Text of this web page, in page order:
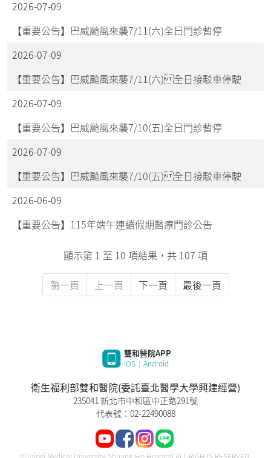
2026-07-09
【重要公告】巴威颱風來襲7/11(六)全日門診暫停
2026-07-09
【重要公告】巴威颱風來襲7/11(六) 全日接駁車停駛
2026-07-09
【重要公告】巴威颱風來襲7/10(五)全日門診暫停
2026-07-09
【重要公告】巴威颱風來襲7/10(五) 全日接駁車停駛
2026-06-09
【重要公告】115年端午連續假期醫療門診公告
顯示第 1 至 10 項結果，共 107 項
第一頁 上一頁 下一頁 最後一頁
雙和醫院APP
iOS | Android
衛生福利部雙和醫院(委託臺北醫學大學興建經營)
235041 新北市中和區中正路291號
代表號：02-22490088